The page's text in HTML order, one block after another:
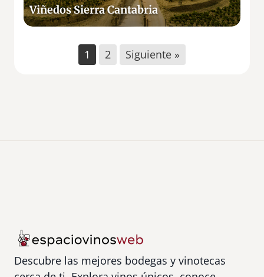
Viñedos Sierra Cantabria
e
b
1 2 Siguiente »
Descubre las mejores bodegas y vinotecas